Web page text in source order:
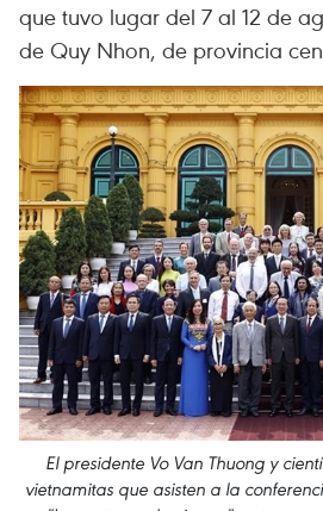
que tuvo lugar del 7 al 12 de
de Quy Nhon, de provincia
El presidente Vo Van Thuong y
vietnamitas que asisten a la